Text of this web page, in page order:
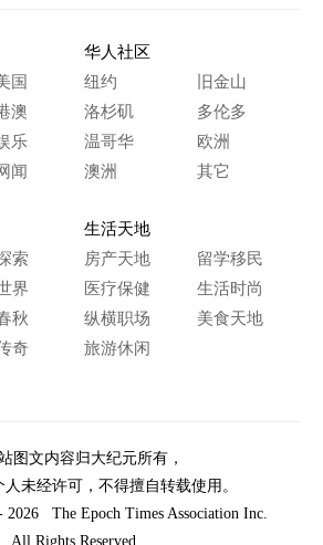
国
澳
乐
闻
华人社区
纽约
旧金山
洛杉矶
多伦多
温哥华
欧洲
澳洲
其它
索
界
秋
奇
生活天地
房产天地
留学移民
医疗保健
生活时尚
纵横职场
美食天地
旅游休闲
图文内容归大纪元所有，
未经许可，不得擅自转载使用。
The Epoch Times Association Inc.
All Rights Reserved.